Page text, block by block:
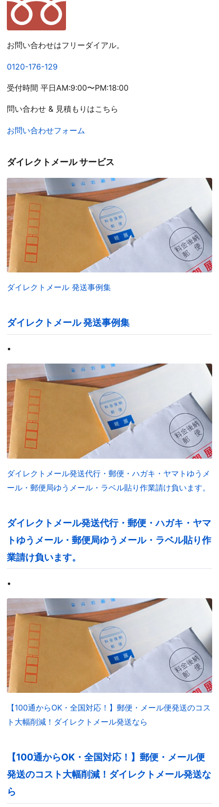
お問い合わせはフリーダイアル。
0120-176-129
受付時間 平日AM:9:00〜PM:18:00
問い合わせ & 見積もりはこちら
お問い合わせフォーム
ダイレクトメール サービス
ダイレクトメール 発送事例集
ダイレクトメール 発送事例集
•
ダイレクトメール発送代行・郵便・ハガキ・ヤマトゆうメ
ール・郵便局ゆうメール・ラベル貼り作業請け負います。
ダイレクトメール発送代行・郵便・ハガキ・ヤマ
トゆうメール・郵便局ゆうメール・ラベル貼り作
業請け負います。
•
【100通からOK・全国対応！】郵便・メール便発送のコス
ト大幅削減！ダイレクトメール発送なら
【100通からOK・全国対応！】郵便・メール便
発送のコスト大幅削減！ダイレクトメール発送な
ら